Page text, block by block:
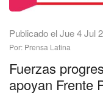
Publicado el Jue 4 Jul
Por: Prensa Latina
Fuerzas
apoyan Frente